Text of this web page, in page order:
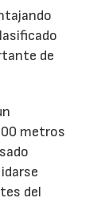
de
metros
del